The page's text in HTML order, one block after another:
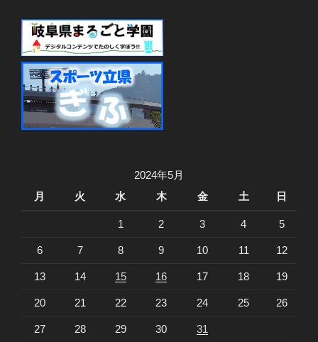
2024年5月
月
火 水 木 金 土 日
1 2 3 4 5
6 7 8 9 10 11 12
13 14 15 16 17 18 19
20 21 22 23 24 25 26
27 28 29 30 31